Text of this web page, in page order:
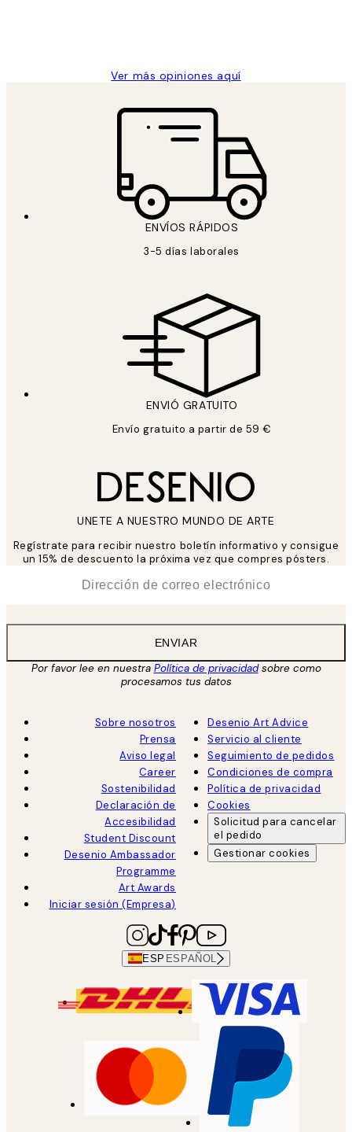
Ver más opiniones aquí
ENVÍOS RÁPIDOS
3-5 días laborales
ENVIÓ GRATUITO
Envío gratuito a partir de 59 €
UNETE A NUESTRO MUNDO DE ARTE
Regístrate para recibir nuestro boletín informativo y consigue
un 15% de descuento la próxima vez que compres pósters.
ENVIAR
Por favor lee en nuestra Política de privacidadsobre como
procesamos tus datos
Sobre nosotros
Prensa
Aviso legal
Career
Sostenibilidad
Declaración de
Accesibilidad
Student Discount
Desenio Ambassador
Programme
Art Awards
Iniciar sesión (Empresa)
Desenio Art Advice
Servicio al cliente
Seguimiento de pedidos
Condiciones de compra
Política de privacidad
Cookies
Solicitud para cancelar
el pedido
Gestionar cookies
ESP ESPAÑOL